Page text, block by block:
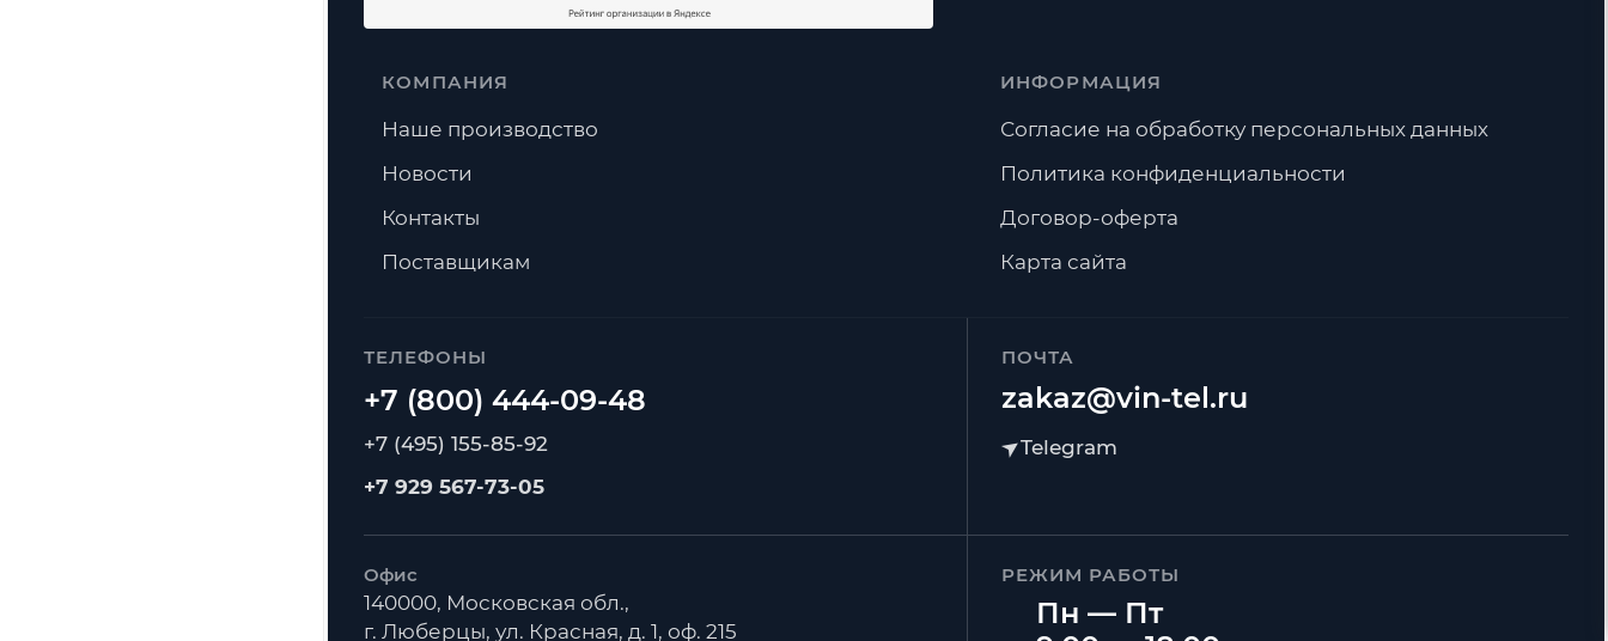
ТЕЛЕФОНЫ
+7 (495) 155-85-92
+7 929 567-73-05
ПОЧТА
zakaz@vin-tel.ru
Офис
140000, Московская обл.,
г. Люберцы, ул. Красная, д. 1, оф. 215
РЕЖИМ РАБОТЫ
Пн — Пт
КОМПАНИЯ
Наше производство
Новости
Контакты
Поставщикам
ИНФОРМАЦИЯ
Согласие на обработку персональных данных
Политика конфиденциальности
Договор-оферта
Карта сайта